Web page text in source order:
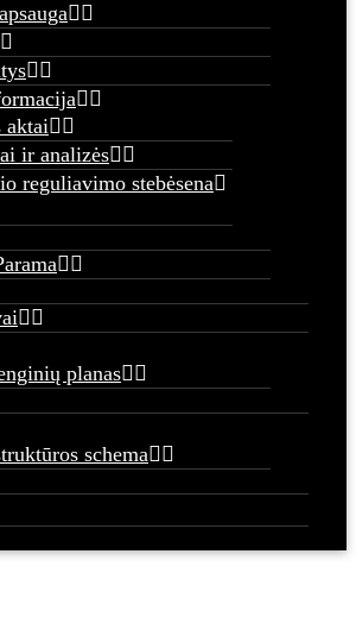
aktai
ir analizės
reguliavimo stebėsena
planas
schema